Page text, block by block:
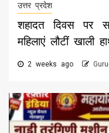
उत्तर प्रदेश
शहादत दिवस पर
महिलाएं लौटीं खाली
2 weeks ago